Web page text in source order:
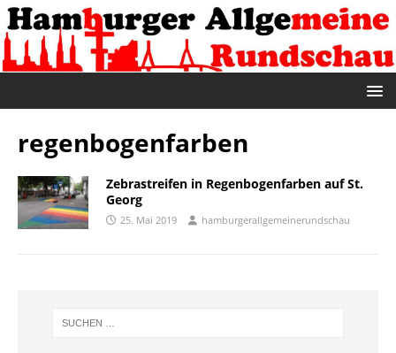
regenbogenfarben
Zebrastreifen in Regenbogenfarben auf St.
Georg
25. Mai 2019 hamburgerallgemeinerundschau